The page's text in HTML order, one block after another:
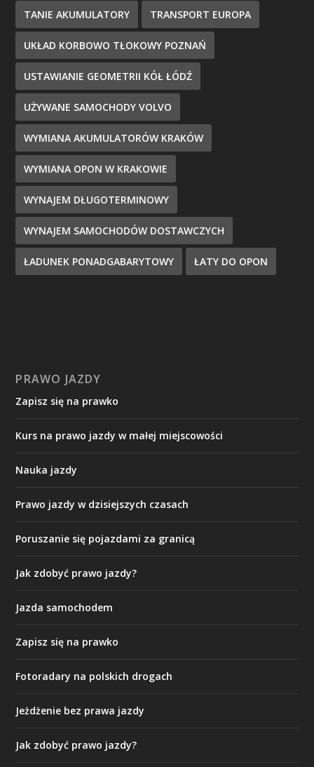
TANIE AKUMULATORY TRANSPORT EUROPA
UKŁAD KORBOWO TŁOKOWY POZNAŃ
USTAWIANIE GEOMETRII KÓŁ ŁÓDŹ
UŻYWANE SAMOCHODY VOLVO
WYMIANA AKUMULATORÓW KRAKÓW
WYMIANA OPON W KRAKOWIE
WYNAJEM DŁUGOTERMINOWY
WYNAJEM SAMOCHODÓW DOSTAWCZYCH
ŁADUNEK PONADGABARYTOWY ŁATY DO OPON
PRAWO JAZDY
Zapisz się na prawko
Kurs na prawo jazdy w małej miejscowości
Nauka jazdy
Prawo jazdy w dzisiejszych czasach
Poruszanie się pojazdami za granicą
Jak zdobyć prawo jazdy?
Jazda samochodem
Zapisz się na prawko
Fotoradary na polskich drogach
Jeżdżenie bez prawa jazdy
Jak zdobyć prawo jazdy?